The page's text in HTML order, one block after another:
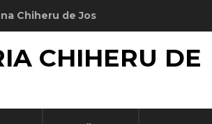
Chiheru de Jos
CHIHERU DE